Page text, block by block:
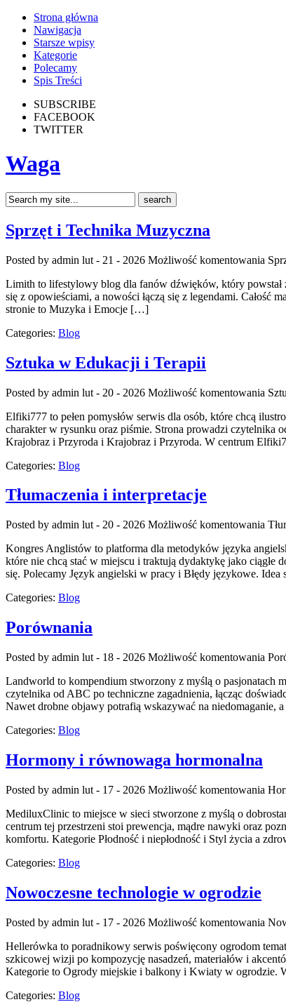
Strona główna
Nawigacja
Starsze wpisy
Kategorie
Polecamy
Spis Treści
SUBSCRIBE
FACEBOOK
TWITTER
Waga
Sprzęt i Technika Muzyczna
Posted by admin lut - 21 - 2026 Możliwość komentowania
Limith to lifestylowy blog dla fanów dźwięków, który powstał
się z opowieściami, a nowości łączą się z legendami. Całość
stronie to Muzyka i Emocje […]
Categories: Blog
Sztuka w Edukacji i Terapii
Posted by admin lut - 20 - 2026 Możliwość komentowania
Elfiki777 to pełen pomysłów serwis dla osób, które chcą
charakter w rysunku oraz piśmie. Strona prowadzi czytelnika
Krajobraz i Przyroda i Krajobraz i Przyroda. W centrum
Categories: Blog
Tłumaczenia i interpretacje
Posted by admin lut - 20 - 2026 Możliwość komentowania
Kongres Anglistów to platforma dla metodyków języka
które nie chcą stać w miejscu i traktują dydaktykę jako ciągłe
się. Polecamy Język angielski w pracy i Błędy językowe.
Categories: Blog
Porównania
Posted by admin lut - 18 - 2026 Możliwość komentowania
Landworld to kompendium stworzony z myślą o pasjonatach
czytelnika od ABC po techniczne zagadnienia, łącząc
Nawet drobne objawy potrafią wskazywać na niedomaganie,
Categories: Blog
Hormony i równowaga hormonalna
Posted by admin lut - 17 - 2026 Możliwość komentowania
MediluxClinic to miejsce w sieci stworzone z myślą o
centrum tej przestrzeni stoi prewencja, mądre nawyki oraz
komfortu. Kategorie Płodność i niepłodność i Styl życia a
Categories: Blog
Nowoczesne technologie w ogrodzie
Posted by admin lut - 17 - 2026 Możliwość komentowania
Hellerówka to poradnikowy serwis poświęcony ogrodom
szkicowej wizji po kompozycję nasadzeń, materiałów i
Kategorie to Ogrody miejskie i balkony i Kwiaty w ogrodzie.
Categories: Blog